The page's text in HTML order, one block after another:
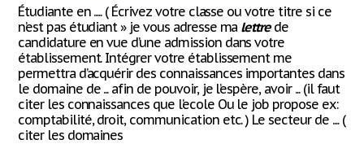
Étudiante en ..... ( Écrivez votre classe ou votre titre si ce
n’est pas étudiant » je vous adresse ma lettrede
candidature en vue d’une admission dans votre
établissement. Intégrer votre établissement me
permettra d’acquérir des connaissances importantes dans
le domaine de ... afin de pouvoir, je l’espère, avoir ... (il faut
citer les connaissances que l’ecole Ou le job propose ex:
comptabilité, droit, communication etc. ) Le secteur de .... (
citer les domaines